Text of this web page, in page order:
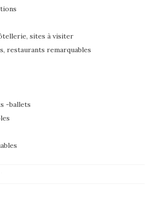
sites à visiter
restaurants remarquables
-ballets